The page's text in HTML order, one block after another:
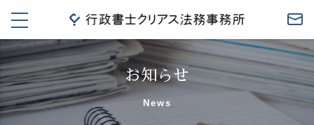
t
o
g
g
l
e
n
a
v
お知らせ
News